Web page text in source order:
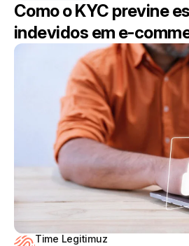
Como o KYC previne
indevidos em e-
Time Legitimuz